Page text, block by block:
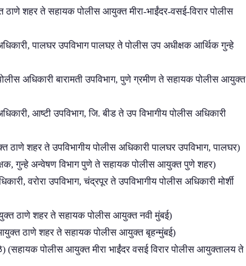
शहर ते सहायक पोलीस आयुक्त मीरा-भाईंदर-वसई-विरार पोलीस
पालघर उपविभाग पालघऱ ते पोलीस उप अधीक्षक आर्थिक गुन्हे
अधिकारी बारामती उपविभाग, पुणे ग्रमीण ते सहायक पोलीस आयुक्त
आष्टी उपविभाग, जि. बीड ते उप विभागीय पोलीस अधिकारी
शहर ते उपविभागीय पोलीस अधिकारी पालघर उपविभाग, पालघर)
गुन्हे अन्वेषण विभाग पुणे ते सहायक पोलीस आयुक्त पुणे शहर)
वरोरा उपविभाग, चंद्रपूर ते उपविभागीय पोलीस अधिकारी मोर्शी
ठाणे शहर ते सहायक पोलीस आयुक्त नवी मुंबई)
ठाणे शहर ते सहायक पोलीस आयुक्त बृहन्मुंबई)
(सहायक पोलीस आयुक्त मीरा भाईंदर वसई विरार पोलीस आयुक्तालय ते